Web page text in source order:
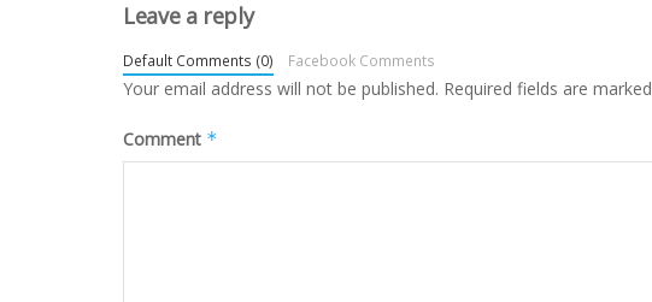
Leave a reply
Default Comments (0) Facebook Comments
Your email address will not be published. Required fields are marked
Comment *